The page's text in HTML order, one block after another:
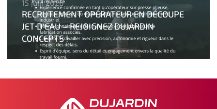
15 juin 2026
RECRUTEMENT OPÉRATEUR EN DÉCOUPE
JET D'EAU – REJOIGNEZ DUJARDIN
CONCEPTS !